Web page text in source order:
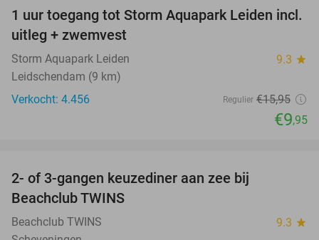
38%
1 uur toegang tot Storm Aquapark Leiden incl.
uitleg + zwemvest
Storm Aquapark Leiden 9.3 star
Leidschendam (9 km)
Verkocht: 4.456
Regulier €15,95
€9,95
2- of 3-gangen keuzediner aan zee bij
Beachclub TWINS
Beachclub TWINS 9.3 star